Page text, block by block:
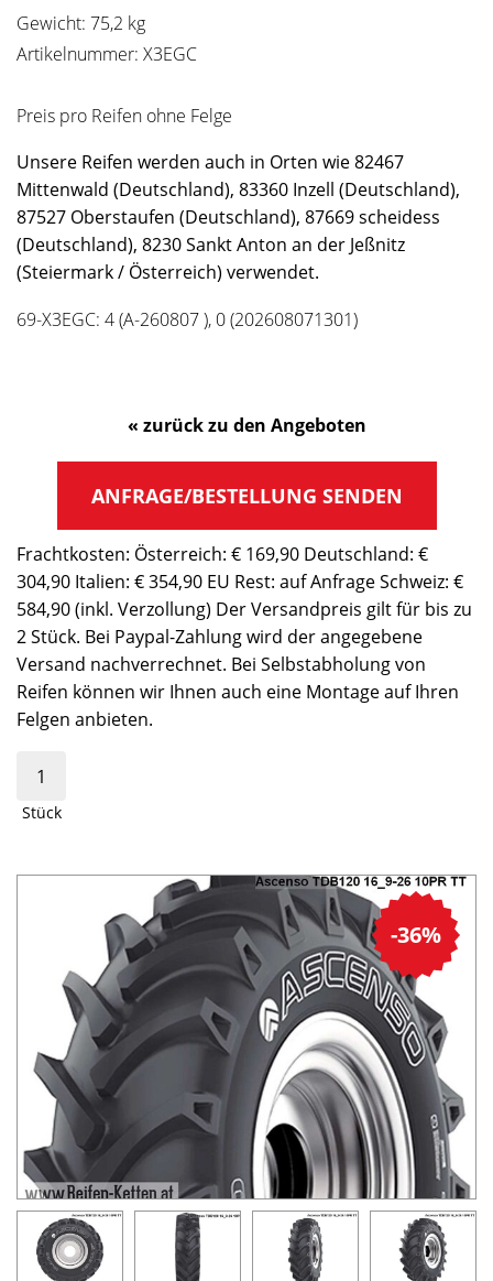
Gewicht: 75,2 kg
Artikelnummer: X3EGC
Preis pro Reifen ohne Felge
Unsere Reifen werden auch in Orten wie 82467
Mittenwald (Deutschland), 83360 Inzell (Deutschland),
87527 Oberstaufen (Deutschland), 87669 scheidess
(Deutschland), 8230 Sankt Anton an der Jeßnitz
(Steiermark / Österreich) verwendet.
69-X3EGC: 4 (A-260807 ), 0 (202608071301)
« zurück zu den Angeboten
ANFRAGE/BESTELLUNG SENDEN
Frachtkosten: Österreich: € 169,90 Deutschland: €
304,90 Italien: € 354,90 EU Rest: auf Anfrage Schweiz: €
584,90 (inkl. Verzollung) Der Versandpreis gilt für bis zu
2 Stück. Bei Paypal-Zahlung wird der angegebene
Versand nachverrechnet. Bei Selbstabholung von
Reifen können wir Ihnen auch eine Montage auf Ihren
Felgen anbieten.
Stück
-36%